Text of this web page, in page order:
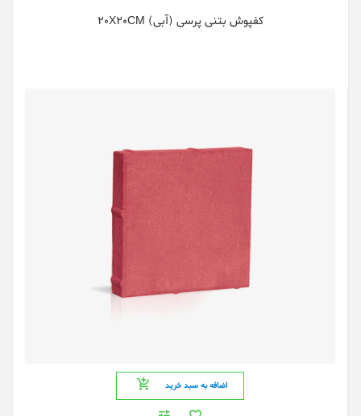
کفپوش بتنی پرسی (آبی) 20X20CM
اضافه به سبد خرید